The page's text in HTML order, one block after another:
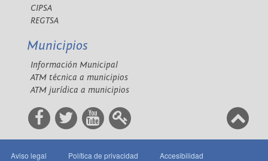
CIPSA
REGTSA
Municipios
Información Municipal
ATM técnica a municipios
ATM jurídica a municipios
Aviso legal Política de privacidad Accesibilidad